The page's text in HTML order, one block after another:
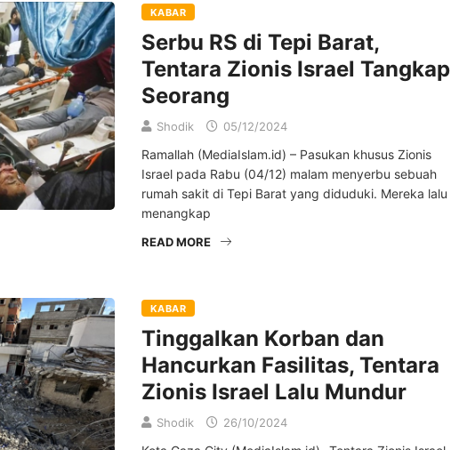
KABAR
Serbu RS di Tepi Barat,
Tentara Zionis Israel Tangkap
Seorang
Shodik 05/12/2024
Ramallah (MediaIslam.id) – Pasukan khusus Zionis
Israel pada Rabu (04/12) malam menyerbu sebuah
rumah sakit di Tepi Barat yang diduduki. Mereka lalu
menangkap
READ MORE
KABAR
Tinggalkan Korban dan
Hancurkan Fasilitas, Tentara
Zionis Israel Lalu Mundur
Shodik 26/10/2024